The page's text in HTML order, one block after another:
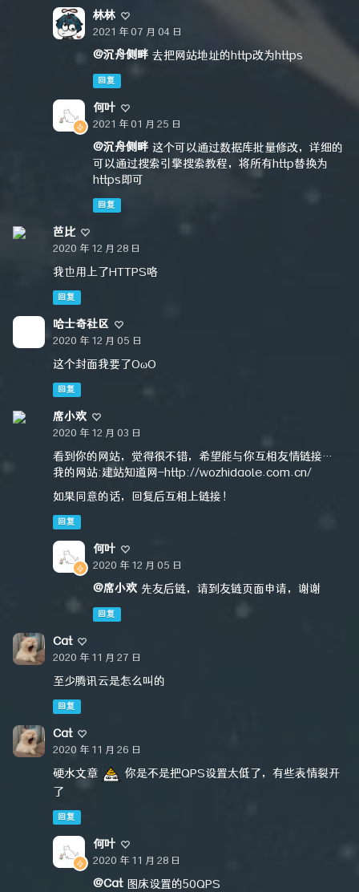
林林
2021 年 07 月 04 日
@沉舟侧畔 去把网站地址的http改为https
回复
何叶
2021 年 01 月 25 日
@沉舟侧畔 这个可以通过数据库批量修改，详细的
可以通过搜索引擎搜索教程，将所有http替换为
https即可
回复
芭比
2020 年 12 月 28 日
我也用上了HTTPS咯
回复
哈士奇社区
2020 年 12 月 05 日
这个封面我要了OωO
回复
席小欢
2020 年 12 月 03 日
看到你的网站，觉得很不错，希望能与你互相友情链接…
我的网站:建站知道网-http://wozhidaole.com.cn/
如果同意的话，回复后互相上链接！
回复
何叶
2020 年 12 月 05 日
@席小欢 先友后链，请到友链页面申请，谢谢
回复
Cat
2020 年 11 月 27 日
至少腾讯云是怎么叫的
回复
Cat
2020 年 11 月 26 日
硬水文章
你是不是把QPS设置太低了，有些表情裂开
了
回复
何叶
2020 年 11 月 28 日
@Cat 图床设置的50QPS